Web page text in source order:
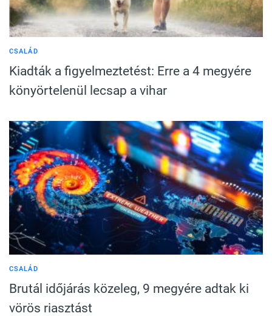
CSALÁD
Kiadták a figyelmeztetést: Erre a 4 megyére
könyörtelenül lecsap a vihar
CSALÁD
Brutál időjárás közeleg, 9 megyére adtak ki
vörös riasztást